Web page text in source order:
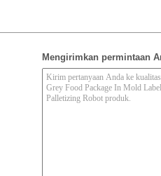
Mengirimkan permintaan